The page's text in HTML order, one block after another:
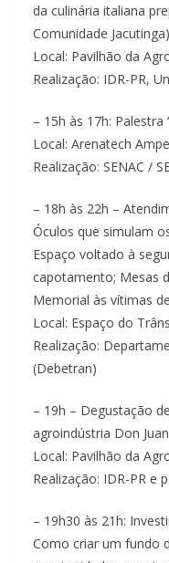
da culinária italiana
Comunidade Jacutinga)
Local: Pavilhão da
Realização: IDR-PR,
– 15h às 17h: Palestra
Local: Arenatech
Realização: SENAC /
– 18h às 22h –
Óculos que simulam
Espaço voltado à
capotamento; Mesas
Memorial às vítimas
Local: Espaço do
Realização:
(Debetran)
– 19h – Degustação
agroindústria Don Juan
Local: Pavilhão da
Realização: IDR-PR e
– 19h30 às 21h:
Como criar um fundo